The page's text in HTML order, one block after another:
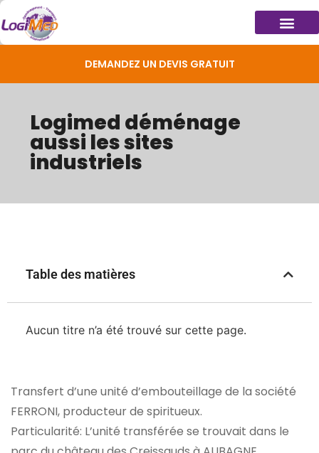
DEMANDEZ UN DEVIS GRATUIT
Logimed déménage
aussi les sites
industriels
Table des matières
Aucun titre n’a été trouvé sur cette page.
Transfert d’une unité d’embouteillage de la société
FERRONI, producteur de spiritueux.
Particularité: L’unité transférée se trouvait dans le